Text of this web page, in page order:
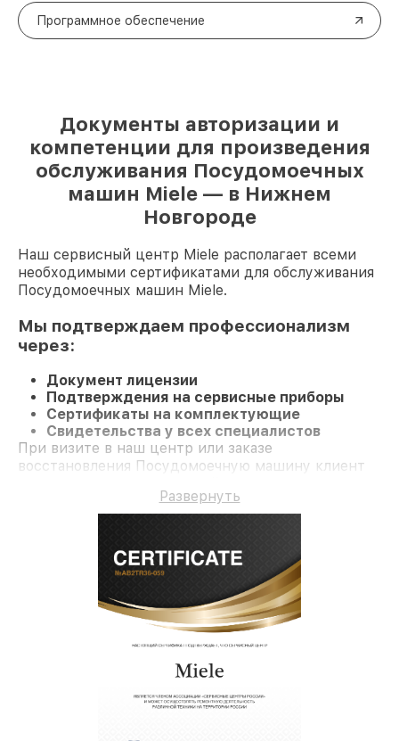
Программное обеспечение
Документы авторизации и
компетенции для произведения
обслуживания Посудомоечных
машин Miele — в Нижнем
Новгороде
Наш сервисный центр Miele располагает всеми
необходимыми сертификатами для обслуживания
Посудомоечных машин Miele.
Мы подтверждаем профессионализм
через:
Документ лицензии
Подтверждения на сервисные приборы
Сертификаты на комплектующие
Свидетельства у всех специалистов
При визите в наш центр или заказе
восстановления Посудомоечную машину клиент
долгосрочную гарантию на ремонт и детали.
Развернуть